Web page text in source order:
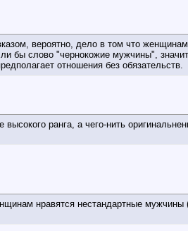
вероятно, дело в том что женщинам
бы слово "чернокожие мужчины",
отношения без обязательств.
ранга, а чего-нить
нравятся нестандартные